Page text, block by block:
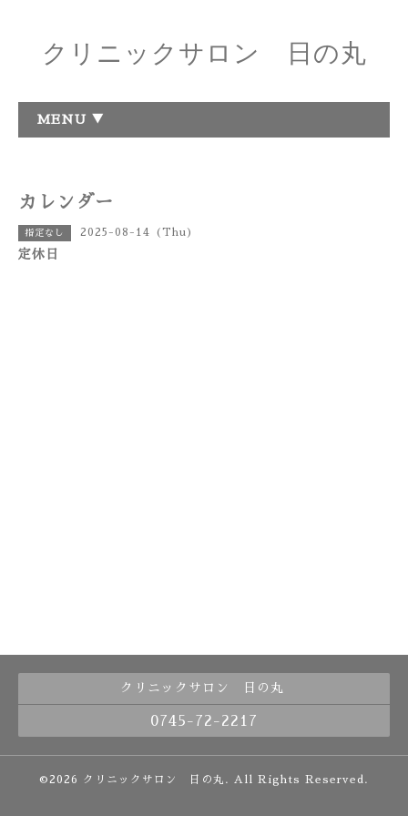
クリニックサロン 日の丸
MENU ▼
カレンダー
指定なし 2025-08-14 (Thu)
定休日
クリニックサロン 日の丸
0745-72-2217
©2026 クリニックサロン 日の丸 . All Rights Reserved.